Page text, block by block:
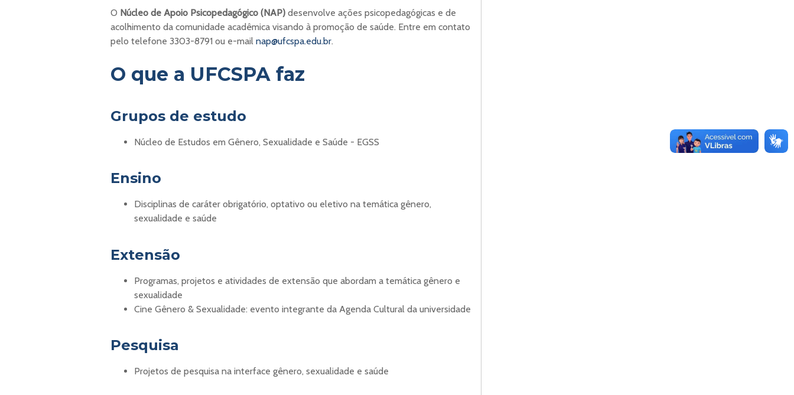
O Núcleo de Apoio Psicopedagógico (NAP) desenvolve ações psicopedagógicas e de
acolhimento da comunidade acadêmica visando à promoção de saúde. Entre em contato
pelo telefone 3303-8791 ou e-mail nap@ufcspa.edu.br.
O que a UFCSPA faz
Grupos de estudo
Núcleo de Estudos em Gênero, Sexualidade e Saúde - EGSS
Ensino
Disciplinas de caráter obrigatório, optativo ou eletivo na temática gênero,
sexualidade e saúde
Extensão
Programas, projetos e atividades de extensão que abordam a temática gênero e
sexualidade
Cine Gênero & Sexualidade: evento integrante da Agenda Cultural da universidade
Pesquisa
Projetos de pesquisa na interface gênero, sexualidade e saúde